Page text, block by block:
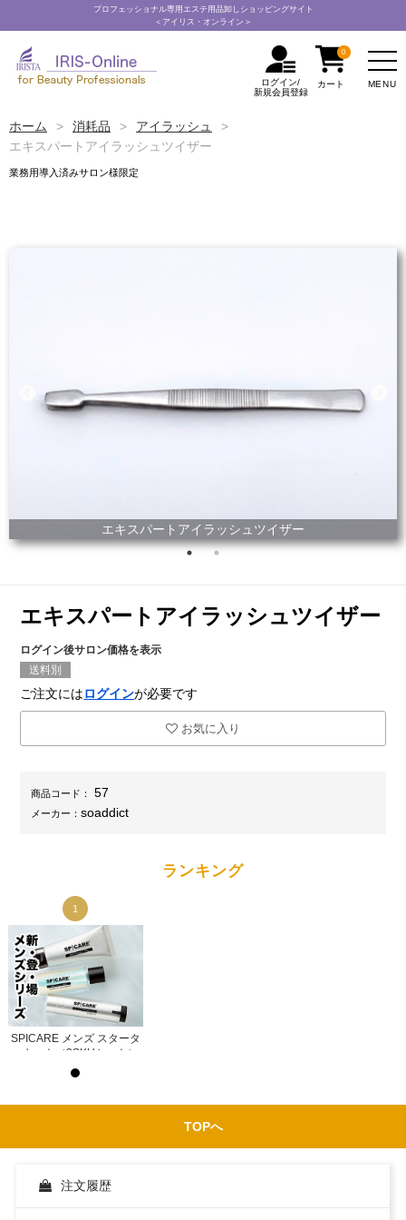
MENU
ログイン/
新規会員登録
カート
0
プロフェッショナル専用エステ用品卸しショッピングサイト
＜アイリス・オンライン＞
ホーム 消耗品
アイラッシュ
エキスパートアイラッシュツイザー
業務用導入済みサロン様限定
エキスパートアイラッシュツイザー
エキスパートアイラッシュツイザー
ログイン後サロン価格を表示
送料別
ご注文にはログインが必要です
お気に入り
商品コード： 57
メーカー：soaddict
ランキング
1
SPICARE メンズ スタータ
ーキット（3SKUセット）
ログイン後サロン価格を表示
TOPへ
注文履歴